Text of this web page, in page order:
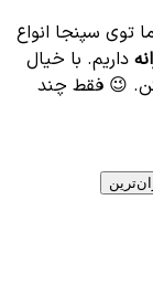
توی سپنجا انواع
داریم. با خیال
😉 فقط چند